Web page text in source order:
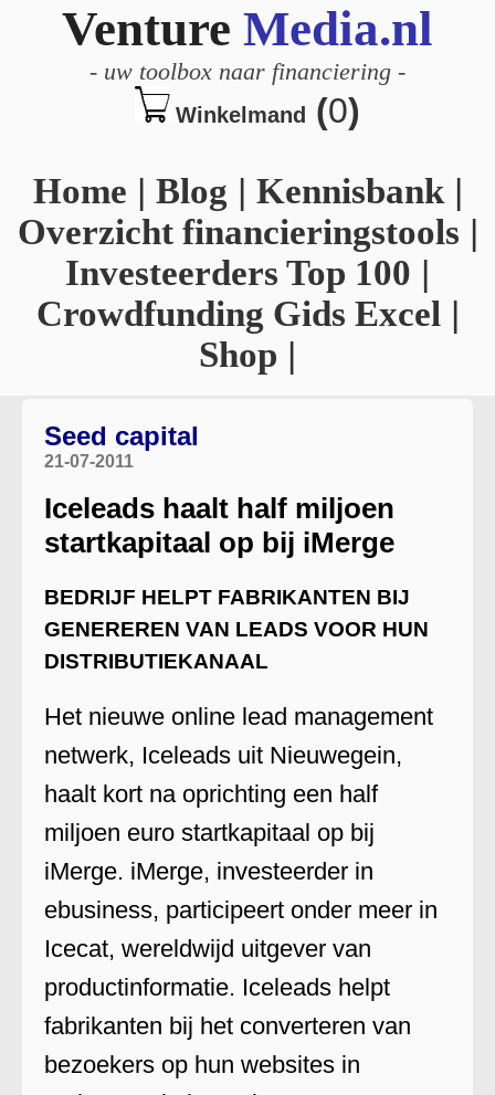
Venture Media.nl
- uw toolbox naar financiering -
Winkelmand (0)
Home | Blog | Kennisbank|
Overzicht financieringstools |
Investeerders Top 100 |
Crowdfunding Gids Excel |
Shop |
Seed capital
21-07-2011
Iceleads haalt half miljoen
startkapitaal op bij iMerge
BEDRIJF HELPT FABRIKANTEN BIJ
GENEREREN VAN LEADS VOOR HUN
DISTRIBUTIEKANAAL
Het nieuwe online lead management
netwerk, Iceleads uit Nieuwegein,
haalt kort na oprichting een half
miljoen euro startkapitaal op bij
iMerge. iMerge, investeerder in
ebusiness, participeert onder meer in
Icecat, wereldwijd uitgever van
productinformatie. Iceleads helpt
fabrikanten bij het converteren van
bezoekers op hun websites in